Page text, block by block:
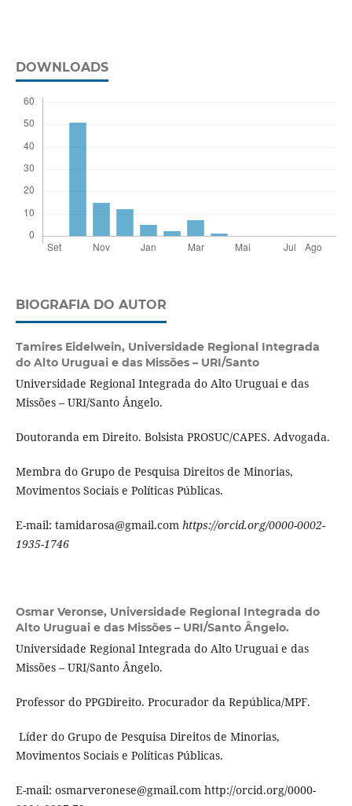
DOWNLOADS
BIOGRAFIA DO AUTOR
Tamires Eidelwein, Universidade Regional Integrada
do Alto Uruguai e das Missões – URI/Santo
Universidade Regional Integrada do Alto Uruguai e das
Missões – URI/Santo Ângelo.
Doutoranda em Direito. Bolsista PROSUC/CAPES. Advogada.
Membra do Grupo de Pesquisa Direitos de Minorias,
Movimentos Sociais e Políticas Públicas.
E-mail: tamidarosa@gmail.com https://orcid.org/0000-0002-
1935-1746
Osmar Veronse, Universidade Regional Integrada do
Alto Uruguai e das Missões – URI/Santo Ângelo.
Universidade Regional Integrada do Alto Uruguai e das
Missões – URI/Santo Ângelo.
Professor do PPGDireito. Procurador da República/MPF.
Líder do Grupo de Pesquisa Direitos de Minorias,
Movimentos Sociais e Políticas Públicas.
E-mail: osmarveronese@gmail.com http://orcid.org/0000-